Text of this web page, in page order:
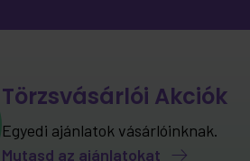
Törzsvásárlói Akciók
Egyedi ajánlatok vásárlóinknak.
Mutasd az ajánlatokat